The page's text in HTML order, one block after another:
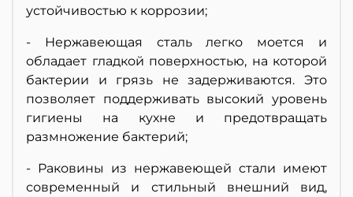
устойчивостью к коррозии;
- Нержавеющая сталь легко моется и
обладает гладкой поверхностью, на которой
бактерии и грязь не задерживаются. Это
позволяет поддерживать высокий уровень
гигиены на кухне и предотвращать
размножение бактерий;
- Раковины из нержавеющей стали имеют
современный и стильный внешний вид,